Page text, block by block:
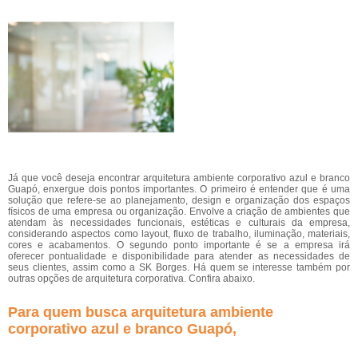
Já que você deseja encontrar arquitetura ambiente corporativo azul e branco
Guapó, enxergue dois pontos importantes. O primeiro é entender que é uma
solução que refere-se ao planejamento, design e organização dos espaços
físicos de uma empresa ou organização. Envolve a criação de ambientes que
atendam às necessidades funcionais, estéticas e culturais da empresa,
considerando aspectos como layout, fluxo de trabalho, iluminação, materiais,
cores e acabamentos. O segundo ponto importante é se a empresa irá
oferecer pontualidade e disponibilidade para atender as necessidades de
seus clientes, assim como a SK Borges. Há quem se interesse também por
outras opções de arquitetura corporativa. Confira abaixo.
Para quem busca arquitetura ambiente
corporativo azul e branco Guapó,